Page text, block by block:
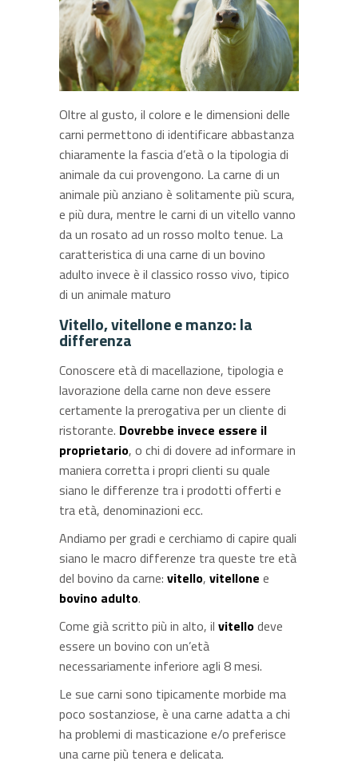
Oltre al gusto, il colore e le dimensioni delle
carni permettono di identificare abbastanza
chiaramente la fascia d’età o la tipologia di
animale da cui provengono. La carne di un
animale più anziano è solitamente più scura,
e più dura, mentre le carni di un vitello vanno
da un rosato ad un rosso molto tenue. La
caratteristica di una carne di un bovino
adulto invece è il classico rosso vivo, tipico
di un animale maturo
Vitello, vitellone e manzo: la
differenza
Conoscere età di macellazione, tipologia e
lavorazione della carne non deve essere
certamente la prerogativa per un cliente di
ristorante. Dovrebbe invece essere il
proprietario, o chi di dovere ad informare in
maniera corretta i propri clienti su quale
siano le differenze tra i prodotti offerti e
tra età, denominazioni ecc.
Andiamo per gradi e cerchiamo di capire quali
siano le macro differenze tra queste tre età
del bovino da carne: vitello, vitellone e
bovino adulto.
Come già scritto più in alto, il vitellodeve
essere un bovino con un’età
necessariamente inferiore agli 8 mesi.
Le sue carni sono tipicamente morbide ma
poco sostanziose, è una carne adatta a chi
ha problemi di masticazione e/o preferisce
una carne più tenera e delicata.